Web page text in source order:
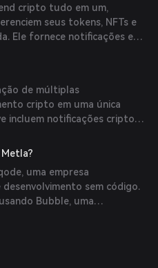
ao consolidar
único painel.
cripto tudo em um,
seus tokens, NFTs e
Ele fornece notificações em
de busca e ferramentas de
Os usuários podem
de cripto e NFT de
de múltiplas
cripto em uma única
incluem notificações cripto
abrangente de portfólio e
NFTs, e ferramentas
a eficiência na gestão de
uma empresa
sem código.
Bubble, uma
sem código, demonstrando
sobre os fundadores